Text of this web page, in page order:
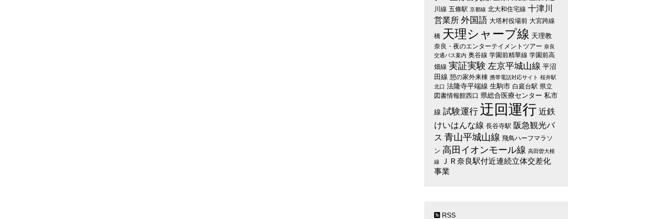
川線 五條駅 京都線 北大和住宅線 十津川
営業所 外国語 大塔村役場前 大宮跨線
橋 天理シャープ線 天理教
奈良・夜のエンターテイメントツアー 奈良
交通バス案内 奥谷線 学園前精華線 学園前高
畑線 実証実験 左京平城山線 平沼
田線 憩の家外来棟 携帯電話対応サイト 桜井駅
北口 法隆寺平端線 生駒市 白庭台駅 県立
図書情報館西口 県総合医療センター 私市
線 試験運行 迂回運行 近鉄
けいはんな線 長谷寺駅 阪急観光バ
ス 青山平城山線 飛鳥ハーフマラソ
ン 高田イオンモール線 高田曽大根
線
ＪＲ奈良駅付近連続立体交差化
事業
RSS